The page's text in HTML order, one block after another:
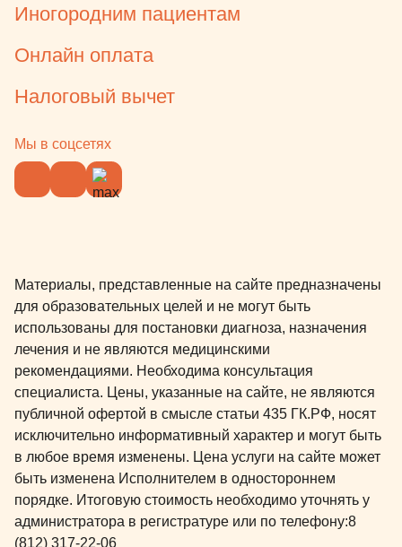
Иногородним пациентам
Онлайн оплата
Налоговый вычет
Мы в соцсетях
Материалы, представленные на сайте предназначены
для образовательных целей и не могут быть
использованы для постановки диагноза, назначения
лечения и не являются медицинскими
рекомендациями. Необходима консультация
специалиста. Цены, указанные на сайте, не являются
публичной офертой в смысле статьи 435 ГК.РФ, носят
исключительно информативный характер и могут быть
в любое время изменены. Цена услуги на сайте может
быть изменена Исполнителем в одностороннем
порядке. Итоговую стоимость необходимо уточнять у
администратора в регистратуре или по телефону:8
(812) 317-22-06